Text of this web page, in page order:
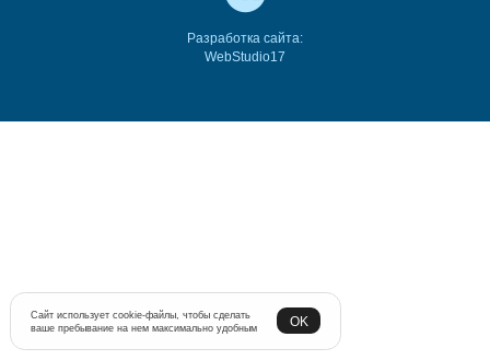
Разработка сайта:
WebStudio17
Сайт использует cookie-файлы, чтобы сделать
ваше пребывание на нем максимально удобным
OK